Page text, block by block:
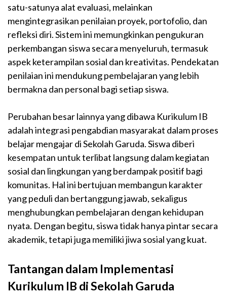
satu-satunya alat evaluasi, melainkan
mengintegrasikan penilaian proyek, portofolio, dan
refleksi diri. Sistem ini memungkinkan pengukuran
perkembangan siswa secara menyeluruh, termasuk
aspek keterampilan sosial dan kreativitas. Pendekatan
penilaian ini mendukung pembelajaran yang lebih
bermakna dan personal bagi setiap siswa.
Perubahan besar lainnya yang dibawa Kurikulum IB
adalah integrasi pengabdian masyarakat dalam proses
belajar mengajar di Sekolah Garuda. Siswa diberi
kesempatan untuk terlibat langsung dalam kegiatan
sosial dan lingkungan yang berdampak positif bagi
komunitas. Hal ini bertujuan membangun karakter
yang peduli dan bertanggung jawab, sekaligus
menghubungkan pembelajaran dengan kehidupan
nyata. Dengan begitu, siswa tidak hanya pintar secara
akademik, tetapi juga memiliki jiwa sosial yang kuat.
Tantangan dalam Implementasi
Kurikulum IB di Sekolah Garuda